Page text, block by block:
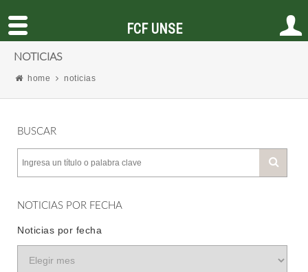
NOTICIAS
home noticias
BUSCAR
NOTICIAS POR FECHA
Noticias por fecha
FCF UNSE